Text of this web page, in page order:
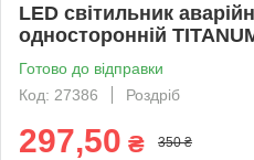
LED світильник
односторонній
Готово до відправки
Код: 27386
Роздріб
297,50 ₴ 350 ₴